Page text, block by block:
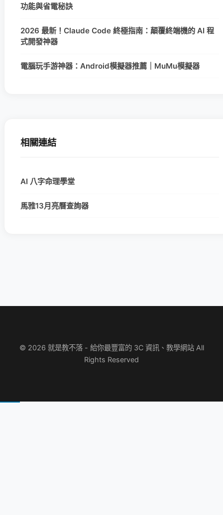
功能與省電秘訣
2026 最新！Claude Code 終極指南：顛覆終端機的 AI 程
式開發神器
電腦玩手游神器：Android模擬器推薦｜MuMu模擬器
相關連結
AI 八字命理學堂
馬雅13月亮曆查詢器
© 2026 就是教不落 - 給你最豐富的 3C 資訊、教學網站 All
Rights Reserved